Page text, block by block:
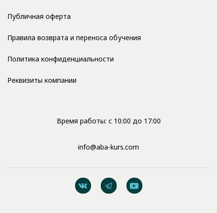
Публичная оферта
Правила возврата и переноса обучения
Политика конфиденциальности
Реквизиты компании
Время работы: с 10:00 до 17:00
info@aba-kurs.com